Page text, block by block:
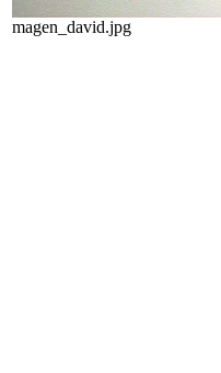
magen_david.jpg